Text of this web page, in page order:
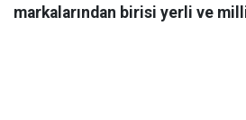
markalarından birisi yerli ve